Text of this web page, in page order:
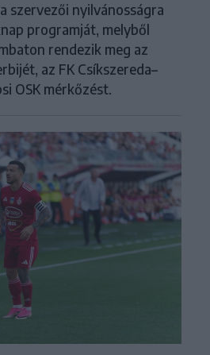
szervezői nyilvánosságra
programját, melyből
rendezik meg az
az FK Csíkszereda–
OSK mérkőzést.